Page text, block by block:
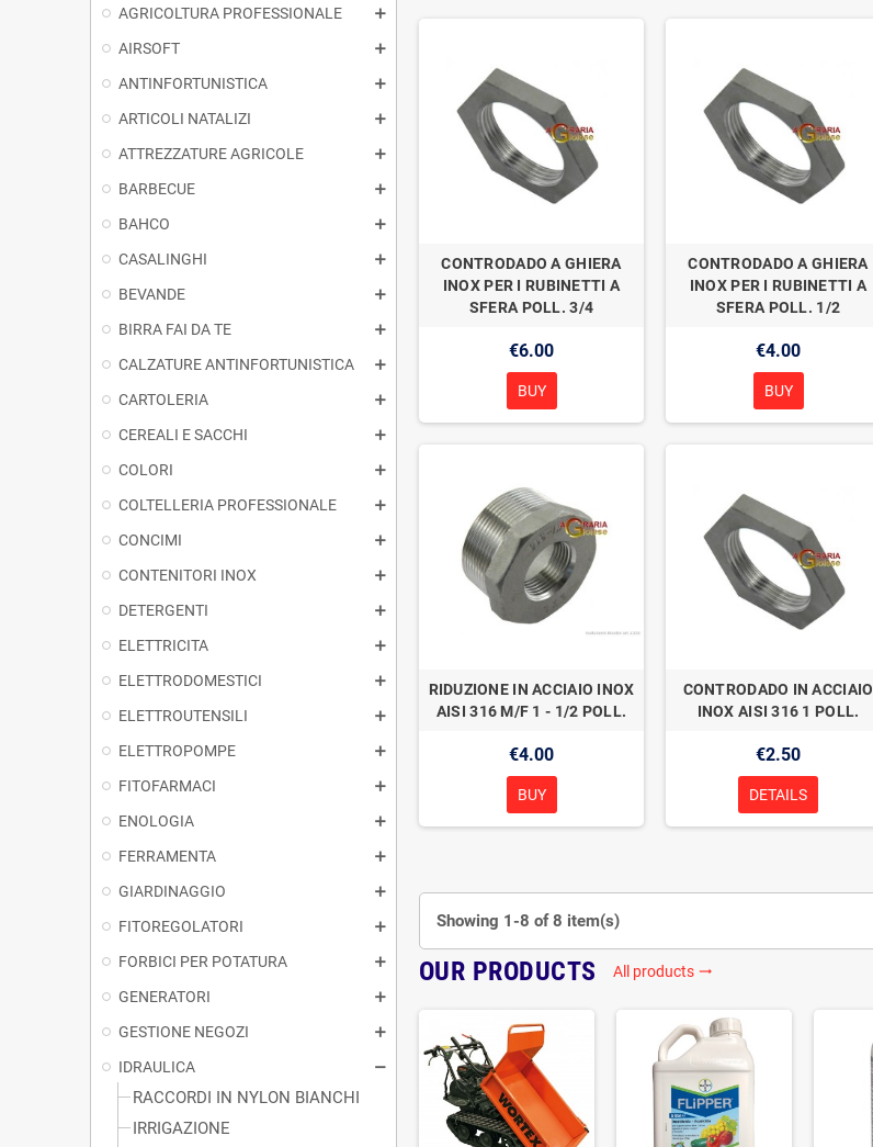
AGRICOLTURA PROFESSIONALE
AIRSOFT
ANTINFORTUNISTICA
ARTICOLI NATALIZI
ATTREZZATURE AGRICOLE
BARBECUE
BAHCO
CASALINGHI
BEVANDE
BIRRA FAI DA TE
CALZATURE ANTINFORTUNISTICA
CARTOLERIA
CEREALI E SACCHI
COLORI
COLTELLERIA PROFESSIONALE
CONCIMI
CONTENITORI INOX
DETERGENTI
ELETTRICITA
ELETTRODOMESTICI
ELETTROUTENSILI
ELETTROPOMPE
FITOFARMACI
ENOLOGIA
FERRAMENTA
GIARDINAGGIO
FITOREGOLATORI
FORBICI PER POTATURA
GENERATORI
GESTIONE NEGOZI
IDRAULICA
RACCORDI IN NYLON BIANCHI
IRRIGAZIONE
CONTRODADO A GHIERA
INOX PER I RUBINETTI A
SFERA POLL. 3/4
€6.00
BUY
CONTRODADO A GHIERA
INOX PER I RUBINETTI A
SFERA POLL. 1/2
€4.00
BUY
RIDUZIONE IN ACCIAIO INOX
AISI 316 M/F 1 - 1/2 POLL.
€4.00
BUY
CONTRODADO IN ACCIAIO
INOX AISI 316 1 POLL.
€2.50
DETAILS
Showing 1-8 of 8 item(s)
OUR PRODUCTS All products trending_flat